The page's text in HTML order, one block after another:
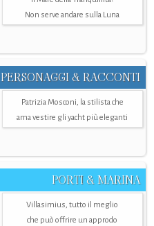
Non serve andare sulla Luna
PERSONAGGI & RACCONTI
Patrizia Mosconi, la stilista che
ama vestire gli yacht più eleganti
PORTI & MARINA
Villasimius, tutto il meglio
che può offrire un approdo